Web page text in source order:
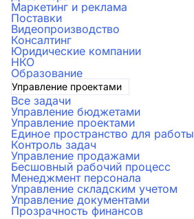
Маркетинг и реклама
Поставки
Видеопроизводство
Консалтинг
Юридические компании
НКО
Образование
Управление проектами
Все задачи
Управление бюджетами
Управление проектами
Единое пространство для работы
Контроль задач
Управление продажами
Бесшовный рабочий процесс
Менеджмент персонала
Управление складским учетом
Управление документами
Прозрачность финансов